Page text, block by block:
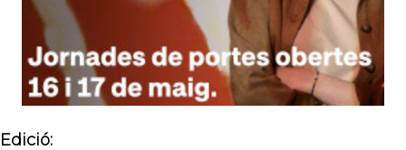
Edició: